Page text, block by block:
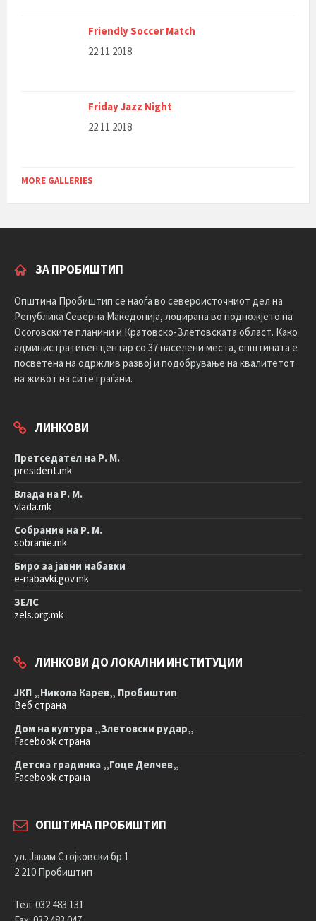
Friendly Soccer Match
22.11.2018
Friday Jazz Night
22.11.2018
MORE GALLERIES
ЗА ПРОБИШТИП
Општина Пробиштип се наоѓа во североисточниот дел на
Република Северна Македонија, лоцирана во подножјето на
Осоговските планини и Кратовско-Злетовската област. Како
административен центар со 37 населени места, општината е
посветена на одржлив развој и подобрување на квалитетот
на живот на сите граѓани.
ЛИНКОВИ
Претседател на Р. М.
president.mk
Влада на Р. М.
vlada.mk
Собрание на Р. М.
sobranie.mk
Биро за јавни набавки
e-nabavki.gov.mk
ЗЕЛС
zels.org.mk
ЛИНКОВИ ДО ЛОКАЛНИ ИНСТИТУЦИИ
ЈКП „Никола Карев„ Пробиштип
Веб страна
Дом на култура „Злетовски рудар„
Facebook страна
Детска градинка „Гоце Делчев„
Facebook страна
ОПШТИНА ПРОБИШТИП
ул. Јаким Стојковски бр.1
2 210 Пробиштип
Тел: 032 483 131